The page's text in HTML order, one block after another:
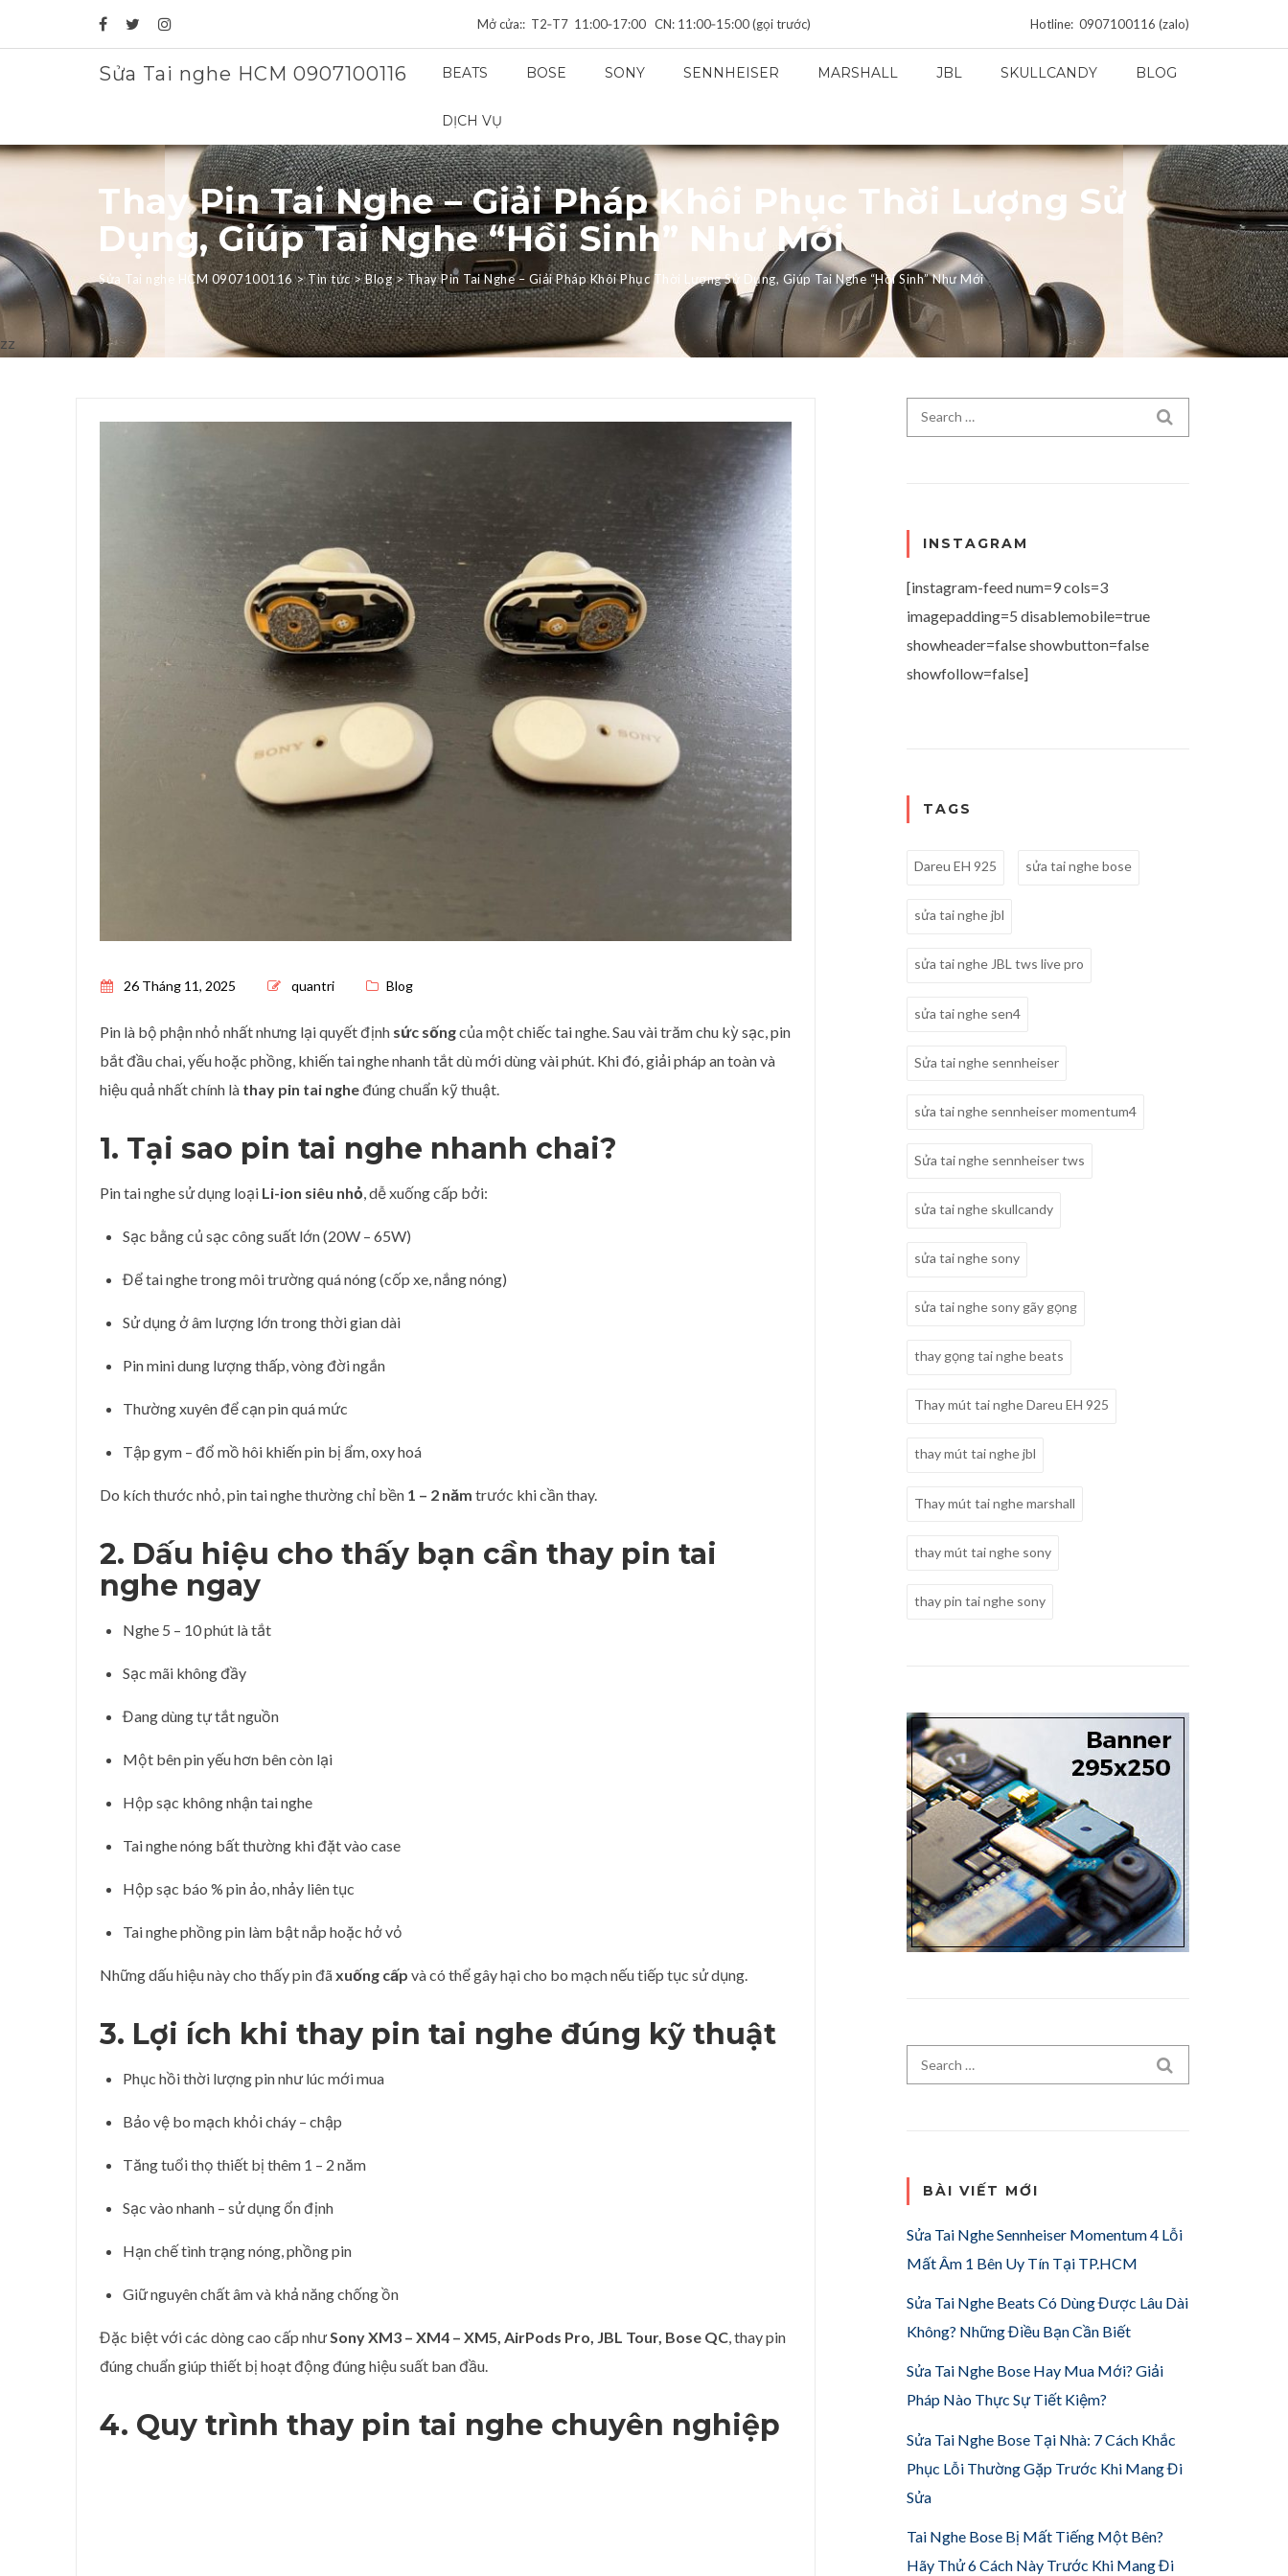
Mở cửa:: T2‑T7 11:00‑17:00 CN: 11:00‑15:00 (gọi trước) Hotline: 0907100116 (zalo)
Sửa Tai nghe HCM 0907100116 BEATS BOSE SONY SENNHEISER MARSHALL JBL SKULLCANDY BLOG
DỊCH VỤ
Thay Pin Tai Nghe – Giải Pháp Khôi Phục Thời Lượng Sử
Dụng, Giúp Tai Nghe “Hồi Sinh” Như Mới
Sửa Tai nghe HCM 0907100116>Tin tức>Blog>Thay Pin Tai Nghe – Giải Pháp Khôi Phục Thời Lượng Sử Dụng, Giúp Tai Nghe “Hồi Sinh” Như Mới
zz
Posted on
26 Tháng 11, 2025 quantri Blog
Pin là bộ phận nhỏ nhất nhưng lại quyết định sức sốngcủa một chiếc tai nghe. Sau vài trăm chu kỳ sạc, pin
bắt đầu chai, yếu hoặc phồng, khiến tai nghe nhanh tắt dù mới dùng vài phút. Khi đó, giải pháp an toàn và
hiệu quả nhất chính là thay pin tai ngheđúng chuẩn kỹ thuật.
1. Tại sao pin tai nghe nhanh chai?
Pin tai nghe sử dụng loại Li-ion siêu nhỏ , dễ xuống cấp bởi:
Sạc bằng củ sạc công suất lớn (20W – 65W)
Để tai nghe trong môi trường quá nóng (cốp xe, nắng nóng)
Sử dụng ở âm lượng lớn trong thời gian dài
Pin mini dung lượng thấp, vòng đời ngắn
Thường xuyên để cạn pin quá mức
Tập gym – đổ mồ hôi khiến pin bị ẩm, oxy hoá
Do kích thước nhỏ, pin tai nghe thường chỉ bền 1 – 2 năm trước khi cần thay.
2. Dấu hiệu cho thấy bạn cần thay pin tai
nghe ngay
Nghe 5 – 10 phút là tắt
Sạc mãi không đầy
Đang dùng tự tắt nguồn
Một bên pin yếu hơn bên còn lại
Hộp sạc không nhận tai nghe
Tai nghe nóng bất thường khi đặt vào case
Hộp sạc báo % pin ảo, nhảy liên tục
Tai nghe phồng pin làm bật nắp hoặc hở vỏ
Những dấu hiệu này cho thấy pin đãxuống cấp và có thể gây hại cho bo mạch nếu tiếp tục sử dụng.
3. Lợi ích khi thay pin tai nghe đúng kỹ thuật
Phục hồi thời lượng pin như lúc mới mua
Bảo vệ bo mạch khỏi cháy – chập
Tăng tuổi thọ thiết bị thêm 1 – 2 năm
Sạc vào nhanh – sử dụng ổn định
Hạn chế tình trạng nóng, phồng pin
Giữ nguyên chất âm và khả năng chống ồn
Đặc biệt với các dòng cao cấp nhưSony XM3 – XM4 – XM5, AirPods Pro, JBL Tour, Bose QC , thay pin
đúng chuẩn giúp thiết bị hoạt động đúng hiệu suất ban đầu.
4. Quy trình thay pin tai nghe chuyên nghiệp
Search for:
INSTAGRAM
[instagram-feed num=9 cols=3
imagepadding=5 disablemobile=true
showheader=false showbutton=false
showfollow=false]
TAGS
Dareu EH 925 sửa tai nghe bose
sửa tai nghe jbl
sửa tai nghe JBL tws live pro
sửa tai nghe sen4
Sửa tai nghe sennheiser
sửa tai nghe sennheiser momentum4
Sửa tai nghe sennheiser tws
sửa tai nghe skullcandy
sửa tai nghe sony
sửa tai nghe sony gãy gọng
thay gọng tai nghe beats
Thay mút tai nghe Dareu EH 925
thay mút tai nghe jbl
Thay mút tai nghe marshall
thay mút tai nghe sony
thay pin tai nghe sony
Search for:
BÀI VIẾT MỚI
Sửa Tai Nghe Sennheiser Momentum 4 Lỗi
Mất Âm 1 Bên Uy Tín Tại TP.HCM
Sửa Tai Nghe Beats Có Dùng Được Lâu Dài
Không? Những Điều Bạn Cần Biết
Sửa Tai Nghe Bose Hay Mua Mới? Giải
Pháp Nào Thực Sự Tiết Kiệm?
Sửa Tai Nghe Bose Tại Nhà: 7 Cách Khắc
Phục Lỗi Thường Gặp Trước Khi Mang Đi
Sửa
Tai Nghe Bose Bị Mất Tiếng Một Bên?
Hãy Thử 6 Cách Này Trước Khi Mang Đi